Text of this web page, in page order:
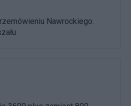
Nawrockiego.